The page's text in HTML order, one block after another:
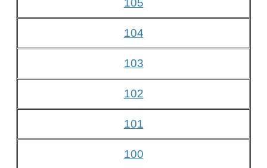
105
104
103
102
101
100